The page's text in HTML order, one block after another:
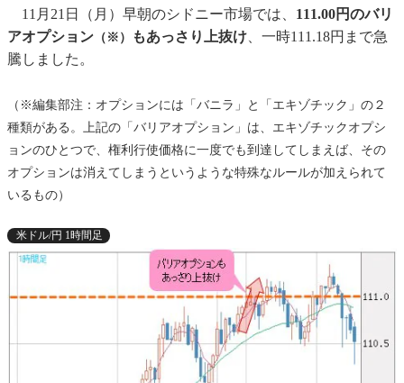
11月21日（月）早朝のシドニー市場では、 111.00円のバリ
アオプション （※） もあっさり上抜け 、一時111.18円まで急
騰しました。
（※編集部注：オプションには「バニラ」と「エキゾチック」の２
種類がある。上記の「バリアオプション」は、エキゾチックオプシ
ョンのひとつで、権利行使価格に一度でも到達してしまえば、その
オプションは消えてしまうというような特殊なルールが加えられて
いるもの）
米ドル/円 1時間足